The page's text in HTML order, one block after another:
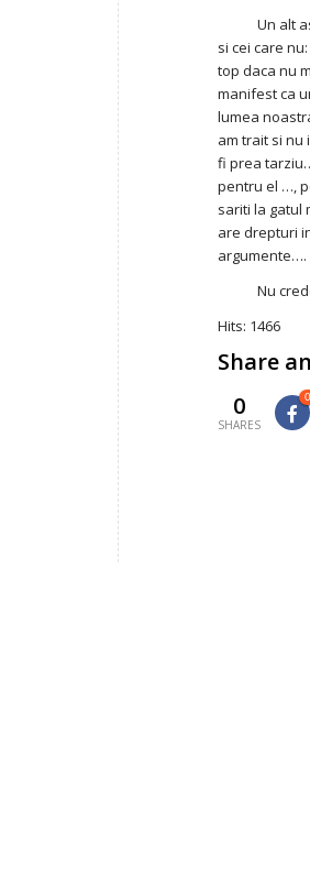
Un alt
si cei care
top daca nu
manifest ca
lumea
am trait si nu
fi prea
pentru el …,
sariti la gatul
are drepturi
argumente….
Nu
Hits: 1466
Share
0
SHARES
0